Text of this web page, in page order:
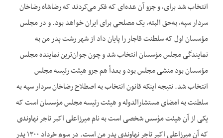
انتخاب شد برای، و جزو آن عده‌ای که فکر می‌کردند که رضاشاه رضاخان
سردار سپه، به‌حق البته، یک مصلحی برای ایران خواهد بود. و در مجلس
مؤسسان اول که سلطنت قاجار را پایان داد از شهر رشت پدر من به
نمایندگی مجلس مؤسسان انتخاب شد و چون جوان‌ترین نماینده مجلس
مؤسسان بود منشی مجلس بود و بعداً هم جزو هیئت رئیسه مجلس
انتخاب شد. نتیجه اینکه قانون انتخاب به اصطلاح رضاخان سردار سپه به
سلطنت به امضای مستشارالدوله و هیئت رئیسه مجلس مؤسسان است که
یکی از آن هیئت مؤسس شخصی است به نام میرزاعلی اکبر تاجر نهاوندی
که آن میرزاعلی اکبر تاجر نهاوندی پدر من است. در سوم خرداد ۱۳۰۰ پدر